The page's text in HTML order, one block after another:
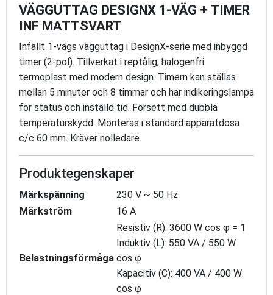
VÄGGUTTAG DESIGNX 1-VÄG + TIMER
INF MATTSVART
Infällt 1-vägs vägguttag i DesignX-serie med inbyggd
timer (2-pol). Tillverkat i reptålig, halogenfri
termoplast med modern design. Timern kan ställas
mellan 5 minuter och 8 timmar och har indikeringslampa
för status och inställd tid. Försett med dubbla
temperaturskydd. Monteras i standard apparatdosa
c/c 60 mm. Kräver nolledare.
Produktegenskaper
Märkspänning
230 V ~ 50 Hz
Märkström
16 A
Belastningsförmåga
Resistiv (R): 3600 W cos φ = 1
Induktiv (L): 550 VA / 550 W
cos φ
Kapacitiv (C): 400 VA / 400 W
cos φ